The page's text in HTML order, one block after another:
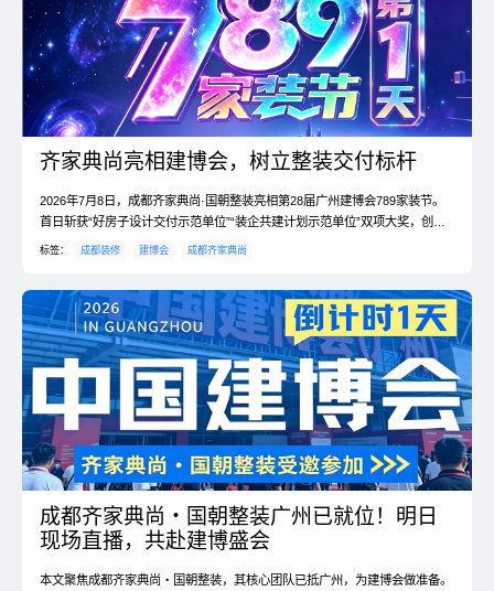
齐家典尚亮相建博会，树立整装交付标杆
2026年7月8日，成都齐家典尚·国朝整装亮相第28届广州建博会789家装节。
首日斩获“好房子设计交付示范单位”“装企共建计划示范单位”双项大奖，创始
人周芹作为唯一女性装企代表亮相行业圆桌论坛，提出打破碎片化、摒弃套路
品质整装。
标签： 成都装修 建博会 成都齐家典尚
成都齐家典尚・国朝整装广州已就位！明日
现场直播，共赴建博盛会
本文聚焦成都齐家典尚・国朝整装，其核心团队已抵广州，为建博会做准备。